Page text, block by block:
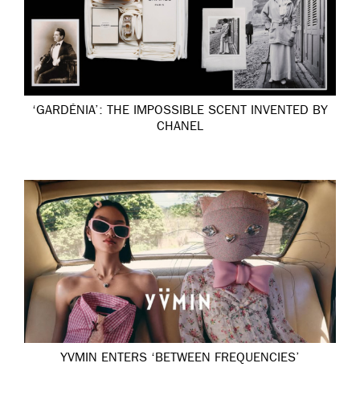
‘GARDÉNIA’: THE IMPOSSIBLE SCENT INVENTED BY
CHANEL
YVMIN ENTERS ‘BETWEEN FREQUENCIES’